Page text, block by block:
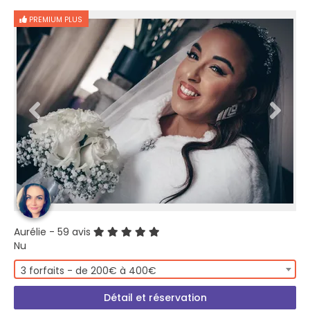
PREMIUM PLUS
Aurélie - 59 avis
Nu
3 forfaits - de 200€ à 400€
Détail et réservation